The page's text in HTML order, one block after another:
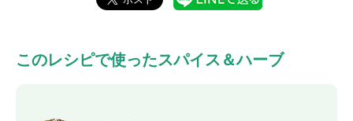
このレシピで使ったスパイス＆ハーブ